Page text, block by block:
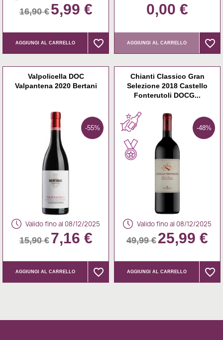
16,90 € 5,99 €
AGGIUNGI AL CARRELLO favorite_border
favorite_border
0,00 €
AGGIUNGI AL CARRELLO favorite_border
favorite_border
Valpolicella DOC
Valpantena 2020 Bertani
-55%
Valido fino al 08/12/2025
15,90 € 7,16 €
AGGIUNGI AL CARRELLO favorite_border
favorite_border
Chianti Classico Gran
Selezione 2018 Castello
Fonterutoli DOCG...
-48%
Valido fino al 08/12/2025
49,99 € 25,99 €
AGGIUNGI AL CARRELLO favorite_border
favorite_border